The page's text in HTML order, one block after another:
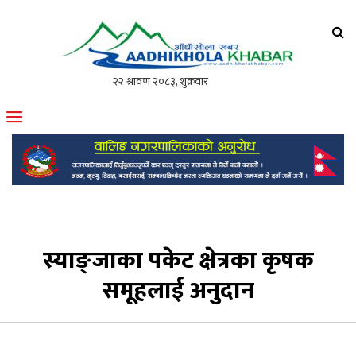
मोफसलकै लोकप्रिय अनलाइन पत्रिका
स्याङ्जाका पकेट क्षेत्रका कृषक
समूहलाई अनुदान